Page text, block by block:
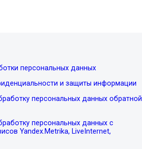
персональных данных
и защиты информации
персональных данных обратной
персональных данных с
Yandex.Metrika, LiveInternet,